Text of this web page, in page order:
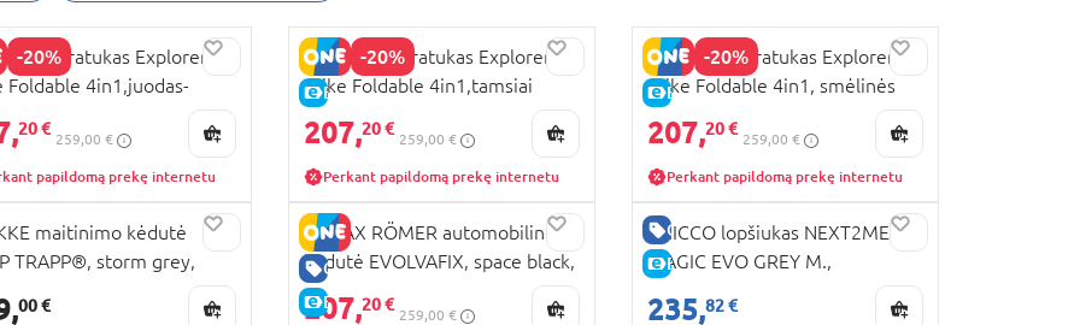
-20%triratukas Explorer
Foldable 4in1,juodas-
732-120
20 €
259,00 €
papildomą prekę internetu
-20%
E-KAINA
GLOBBER triratukas Explorer
Trike Foldable 4in1,tamsiai
pastelinis rožinis, 732-210
207,20 €
259,00 €
Perkant papildomą prekę internetu
-20%
E-KAINA
GLOBBER triratukas Explorer
Trike Foldable 4in1, smėlinės
spalvos , 732-211
207,20 €
259,00 €
Perkant papildomą prekę internetu
maitinimo kėdutė
TRAPP®, storm grey,
00 €
GERA KAINA
E-KAINA
BRITAX RÖMER automobilinė
kėdutė EVOLVAFIX, space black,
2000037921/2000037945
207,20 €
259,00 €
GERA KAINA
E-KAINA
CHICCO lopšiukas NEXT2ME
MAGIC EVO GREY M.,
235,82 €